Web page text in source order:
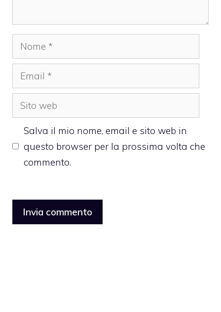
Nome
Email
Sito
web
Salva il mio nome, email e sito web in
questo browser per la prossima volta che
commento.